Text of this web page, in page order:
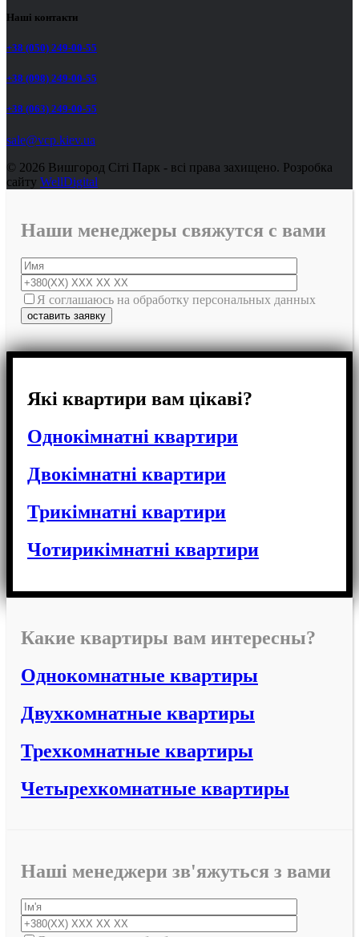
Наші контакти
+38 (050) 249-00-55
+38 (098) 249-00-55
+38 (063) 249-00-55
sale@vcp.kiev.ua
© 2026 Вишгород Сіті Парк - всі права захищено. Розробка
сайту WellDigital
Наши менеджеры свяжутся с вами
Я соглашаюсь на обработку персональных данных
Які квартири вам цікаві?
Однокімнатні квартири
Двокімнатні квартири
Трикімнатні квартири
Чотирикімнатні квартири
Какие квартиры вам интересны?
Однокомнатные квартиры
Двухкомнатные квартиры
Трехкомнатные квартиры
Четырехкомнатные квартиры
Наші менеджери зв'яжуться з вами